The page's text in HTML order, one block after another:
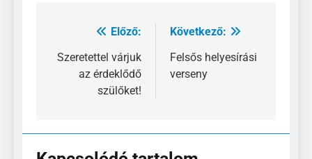
Bejegyzés
navigáció
Előző:
Szeretettel várjuk
az érdeklődő
szülőket!
Következő:
Felsős helyesírási
verseny